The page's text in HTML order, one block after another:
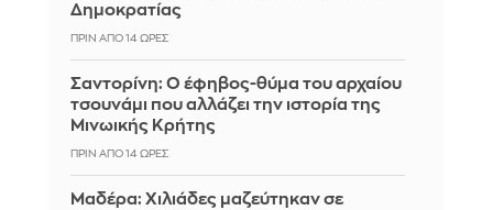
Δημοκρατίας
ΠΡΙΝ ΑΠΌ 14 ΏΡΕΣ
Σαντορίνη: Ο έφηβος-θύμα του αρχαίου
τσουνάμι που αλλάζει την ιστορία της
Μινωικής Κρήτης
ΠΡΙΝ ΑΠΌ 14 ΏΡΕΣ
Μαδέρα: Χιλιάδες μαζεύτηκαν σε